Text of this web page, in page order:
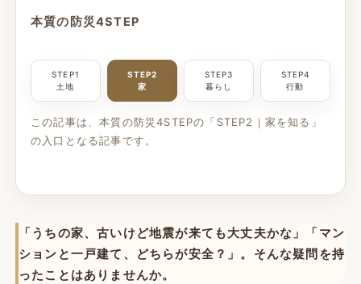
本質の防災4STEP
STEP1
土地
STEP2
家
STEP3
暮らし
STEP4
行動
この記事は、本質の防災4STEPの「STEP2｜家を知る」
の入口となる記事です。
「うちの家、古いけど地震が来ても大丈夫かな」「マン
ションと一戸建て、どちらが安全？」。そんな疑問を持
ったことはありませんか。